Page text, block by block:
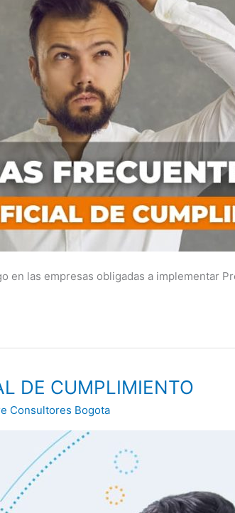
en las empresas obligadas a implementar
DE CUMPLIMIENTO
Consultores Bogota